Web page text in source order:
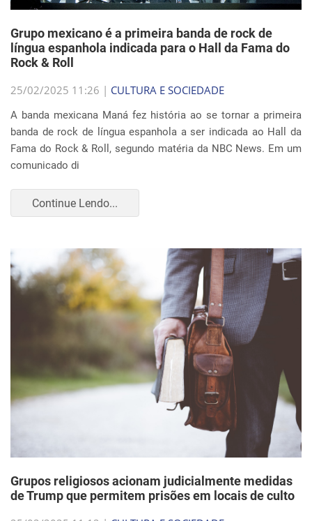
Grupo mexicano é a primeira banda de rock de
língua espanhola indicada para o Hall da Fama do
Rock & Roll
25/02/2025 11:26 | CULTURA E SOCIEDADE
A banda mexicana Maná fez história ao se tornar a primeira
banda de rock de língua espanhola a ser indicada ao Hall da
Fama do Rock & Roll, segundo matéria da NBC News. Em um
comunicado di
Continue Lendo...
Grupos religiosos acionam judicialmente medidas
de Trump que permitem prisões em locais de culto